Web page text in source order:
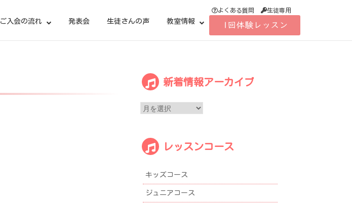
ご入会の流れ 発表会 生徒さんの声 教室情報
よくある質問 生徒専用
新着情報アーカイブ
レッスンコース
キッズコース
ジュニアコース